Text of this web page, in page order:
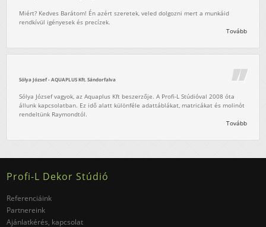
Miért? Kedves Barátom! Én azért szeretek, veled dolgozni mert a munkáid
rendkívül igényesek és precízek.
Tovább
Sólya József - AQUAPLUS Kft. Sándorfalva
Sólya József vagyok, az Aquaplus Kft beszerzője. A Profi-L Stúdióval 2008 óta
állunk kapcsolatban. Ez idő alatt különféle adattáblákat, matricákat és molinót
rendeltünk Raymondtól.
Tovább
Profi-L Dekor Stúdió
Referenciáink
Partnereink
Ajánlatkérés, kapcsolat